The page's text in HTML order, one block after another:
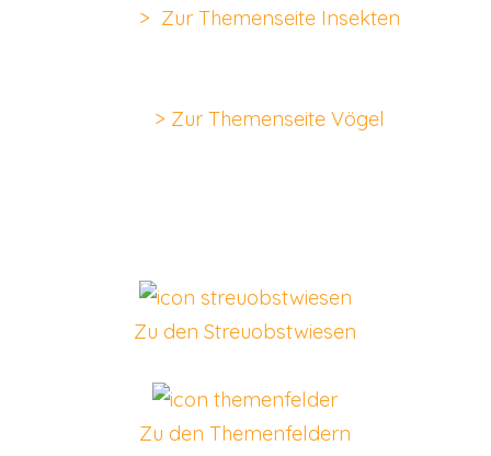
> Zur Themenseite Insekten
> Zur Themenseite Vögel
Zu den Streuobstwiesen
Zu den Themenfeldern